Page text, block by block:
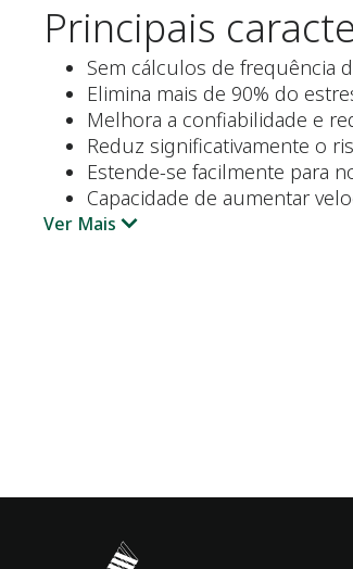
Principais
Sem cálculos de frequência
Elimina mais de 90% do
Melhora a confiabilidade e
Reduz significativamente o
Estende-se facilmente para
Capacidade de aumentar
Ver Mais